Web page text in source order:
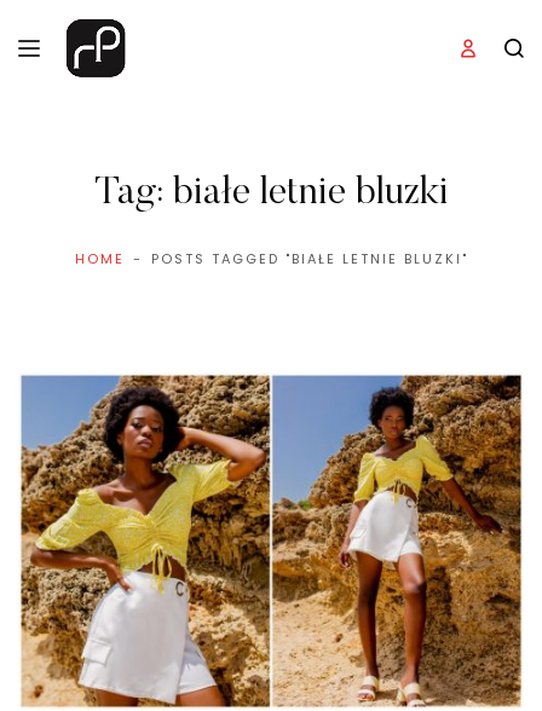
Tag: białe letnie bluzki
HOME POSTS TAGGED "BIAŁE LETNIE BLUZKI"